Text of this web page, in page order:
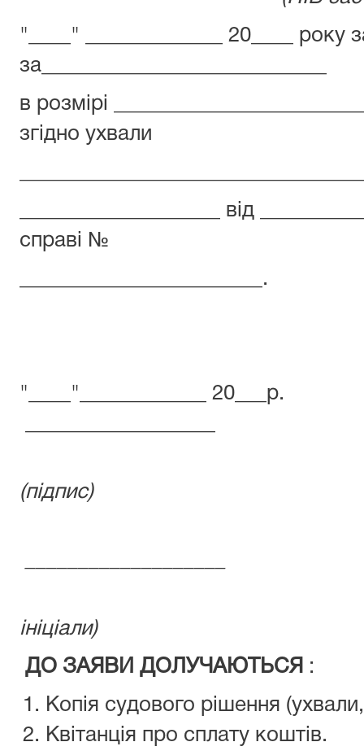
"____" _____________ 20____ року
за___________________________
в розмірі
згідно ухвали
___________________ від
справі №
_______________________.
(підпис)
ініціали)
ДО ЗАЯВИ ДОЛУЧАЮТЬСЯ :
Копія судового рішення
Квітанція про сплату коштів.